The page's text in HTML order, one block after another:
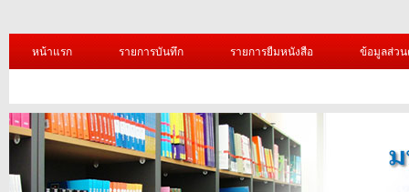
หน้าแรก รายการบันทึก รายการยืมหนังสือ ข้อมูลส่ว